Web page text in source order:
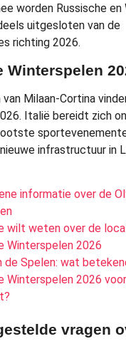
worden Russische
uitgesloten van de
richting 2026.
Winterspelen
Milaan-Cortina
Italië bereidt zich
infrastructuur in
informatie over de
wilt weten over de
Winterspelen 2026
de Spelen: wat
Winterspelen 2026
vragen